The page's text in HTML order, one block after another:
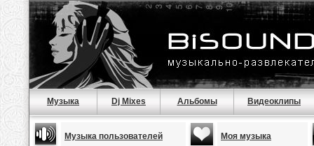
Музыка Dj Mixes Альбомы Видеоклипы
Музыка пользователей Моя музыка